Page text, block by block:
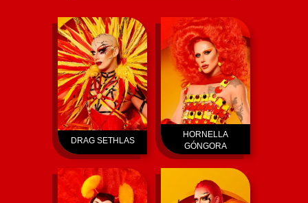
DRAG SETHLAS
HORNELLA
GÓNGORA